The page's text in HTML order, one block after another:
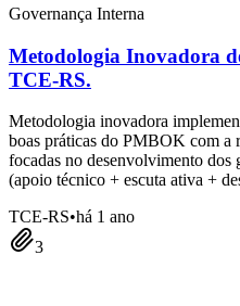
Governança Interna
Metodologia Inovadora
TCE-RS.
Metodologia inovadora
boas práticas do PMBOK com a
focadas no desenvolvimento dos
(apoio técnico + escuta ativa +
TCE-RS•há 1 ano
3